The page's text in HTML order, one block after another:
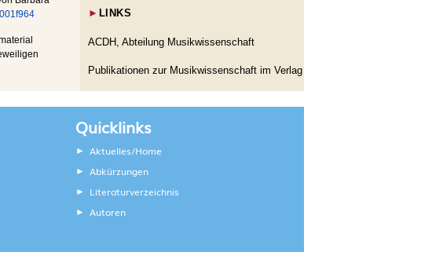
► LINKS
ACDH, Abteilung Musikwissenschaft
Publikationen zur Musikwissenschaft im Verlag
Quicklinks
Aktuelles/Home
Abkürzungen
Literaturverzeichnis
Autoren